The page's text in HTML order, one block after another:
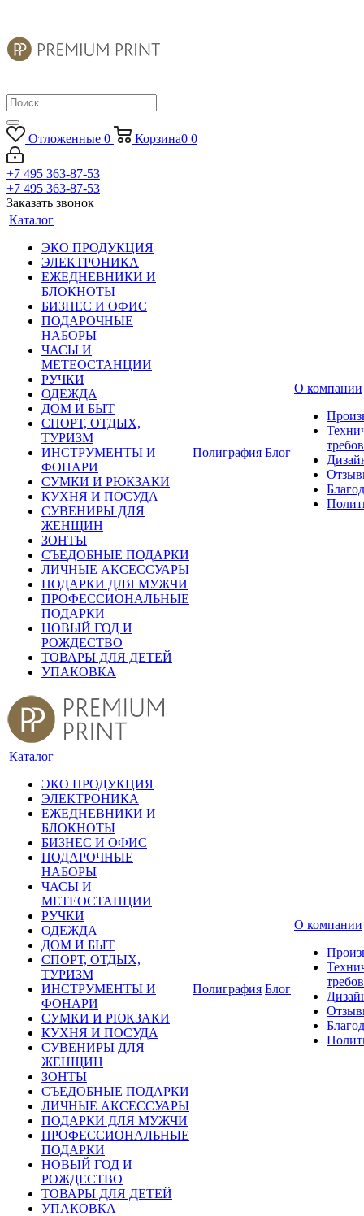
Отложенные 0 Корзина0 0
+7 495 363-87-53
+7 495 363-87-53
Заказать звонок
Каталог
ЭКО ПРОДУКЦИЯ
ЭЛЕКТРОНИКА
ЕЖЕДНЕВНИКИ И
БЛОКНОТЫ
БИЗНЕС И ОФИС
ПОДАРОЧНЫЕ
НАБОРЫ
ЧАСЫ И
МЕТЕОСТАНЦИИ
РУЧКИ
ОДЕЖДА
ДОМ И БЫТ
СПОРТ, ОТДЫХ,
ТУРИЗМ
ИНСТРУМЕНТЫ И
ФОНАРИ
СУМКИ И РЮКЗАКИ
КУХНЯ И ПОСУДА
СУВЕНИРЫ ДЛЯ
ЖЕНЩИН
ЗОНТЫ
СЪЕДОБНЫЕ ПОДАРКИ
ЛИЧНЫЕ АКСЕССУАРЫ
ПОДАРКИ ДЛЯ МУЖЧИ
ПРОФЕССИОНАЛЬНЫЕ
ПОДАРКИ
НОВЫЙ ГОД И
РОЖДЕСТВО
ТОВАРЫ ДЛЯ ДЕТЕЙ
УПАКОВКА
Полиграфия Блог
О компании
Каталог
ЭКО ПРОДУКЦИЯ
ЭЛЕКТРОНИКА
ЕЖЕДНЕВНИКИ И
БЛОКНОТЫ
БИЗНЕС И ОФИС
ПОДАРОЧНЫЕ
НАБОРЫ
ЧАСЫ И
МЕТЕОСТАНЦИИ
РУЧКИ
ОДЕЖДА
ДОМ И БЫТ
СПОРТ, ОТДЫХ,
ТУРИЗМ
ИНСТРУМЕНТЫ И
ФОНАРИ
СУМКИ И РЮКЗАКИ
КУХНЯ И ПОСУДА
СУВЕНИРЫ ДЛЯ
ЖЕНЩИН
ЗОНТЫ
СЪЕДОБНЫЕ ПОДАРКИ
ЛИЧНЫЕ АКСЕССУАРЫ
ПОДАРКИ ДЛЯ МУЖЧИ
ПРОФЕССИОНАЛЬНЫЕ
ПОДАРКИ
НОВЫЙ ГОД И
РОЖДЕСТВО
ТОВАРЫ ДЛЯ ДЕТЕЙ
УПАКОВКА
Полиграфия Блог
О компании